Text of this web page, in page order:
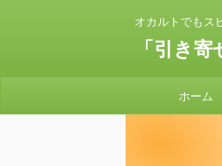
オカルトでもス
「引き
ホーム